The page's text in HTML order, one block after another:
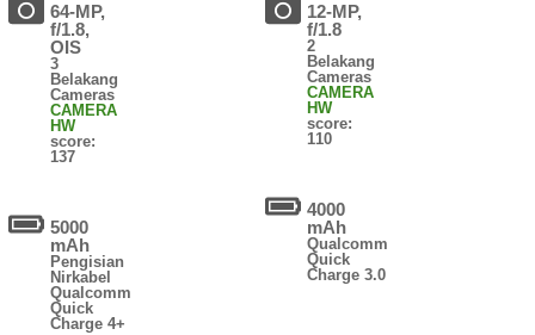
64-MP,
f/1.8,
OIS
3
Belakang
Cameras
CAMERA
HW
score:
137
5000
mAh
Pengisian
Nirkabel
Qualcomm
Quick
Charge 4+
12-MP,
f/1.8
2
Belakang
Cameras
CAMERA
HW
score:
110
4000
mAh
Qualcomm
Quick
Charge 3.0